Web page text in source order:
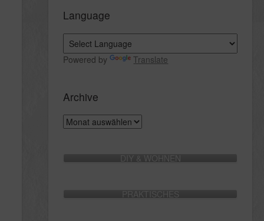
Language
Powered by Translate
Archive
Archive
DIY & WOHNEN
PRAKTISCHES